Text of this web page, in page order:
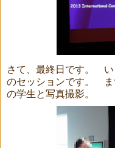
さて、最終日です。
のセッションです。 ま
の学生と写真撮影。